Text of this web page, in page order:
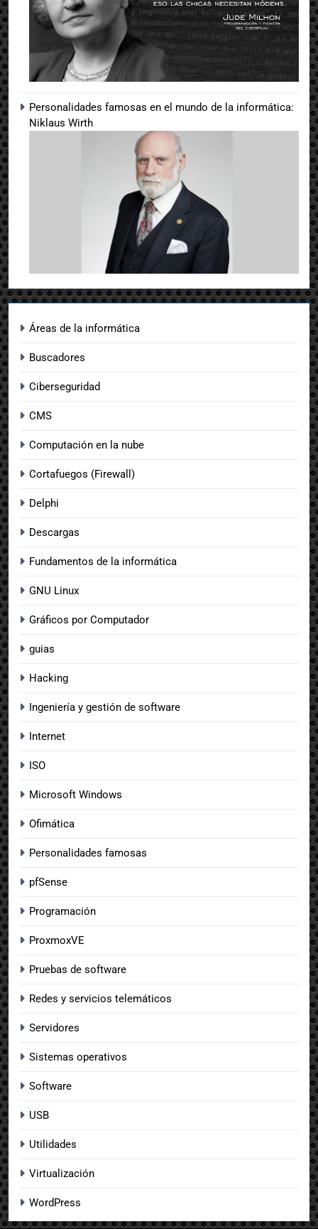
Personalidades famosas en el mundo de la informática:
Niklaus Wirth
Áreas de la informática
Buscadores
Ciberseguridad
CMS
Computación en la nube
Cortafuegos (Firewall)
Delphi
Descargas
Fundamentos de la informática
GNU Linux
Gráficos por Computador
guias
Hacking
Ingeniería y gestión de software
Internet
ISO
Microsoft Windows
Ofimática
Personalidades famosas
pfSense
Programación
ProxmoxVE
Pruebas de software
Redes y servicios telemáticos
Servidores
Sistemas operativos
Software
USB
Utilidades
Virtualización
WordPress